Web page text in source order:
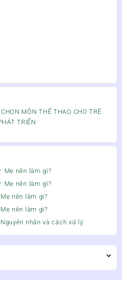
MÔN THỂ THAO CHO TRẺ
TRIỂN
Mẹ nên làm gì?
Mẹ nên làm gì?
nên làm gì?
nên làm gì?
nhân và cách xử lý